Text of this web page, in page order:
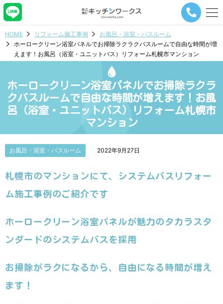
メ
ー
ビ
シ
ョ
ン
ボ
ン
HOME リフォーム施工事例
お風呂・浴室・バスルーム
ホーロークリーン浴室パネルでお掃除ラクラクバスルームで自由な時間が増
えます！お風呂（浴室・ユニットバス）リフォーム札幌市マンション
ホーロークリーン浴室パネルでお掃除ラクラ
クバスルームで自由な時間が増えます！お風
呂（浴室・ユニットバス）リフォーム札幌市
マンション
お風呂・浴室・バスルーム 2022年9月27日
札幌市のマンションにて、システムバスリフォー
ム施工事例のご紹介です
ホーロークリーン浴室パネルが魅力のタカラスタ
ンダードのシステムバスを採用
お掃除がラクになるから、自由になる時間が増え
ます！